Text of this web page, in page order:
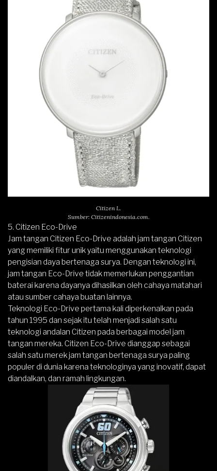
Citizen L.
Sumber: Citizenindonesia.com.
5. Citizen Eco-Drive
Jam tangan Citizen Eco-Drive adalah jam tangan Citizen
yang memiliki fitur unik yaitu menggunakan teknologi
pengisian daya bertenaga surya. Dengan teknologi ini,
jam tangan Eco-Drive tidak memerlukan penggantian
baterai karena dayanya dihasilkan oleh cahaya matahari
atau sumber cahaya buatan lainnya.
Teknologi Eco-Drive pertama kali diperkenalkan pada
tahun 1995 dan sejak itu telah menjadi salah satu
teknologi andalan Citizen pada berbagai model jam
tangan mereka. Citizen Eco-Drive dianggap sebagai
salah satu merek jam tangan bertenaga surya paling
populer di dunia karena teknologinya yang inovatif, dapat
diandalkan, dan ramah lingkungan.